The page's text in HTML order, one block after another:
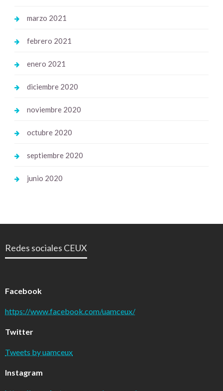
marzo 2021
febrero 2021
enero 2021
diciembre 2020
noviembre 2020
octubre 2020
septiembre 2020
junio 2020
Redes sociales CEUX
Facebook
https://www.facebook.com/uamceux/
Twitter
Tweets by uamceux
Instagram